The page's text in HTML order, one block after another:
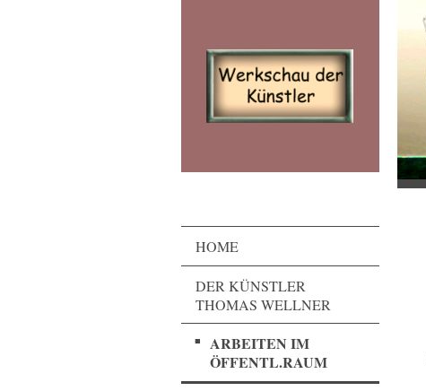
HOME
DER KÜNSTLER
THOMAS WELLNER
ARBEITEN IM
ÖFFENTL.RAUM